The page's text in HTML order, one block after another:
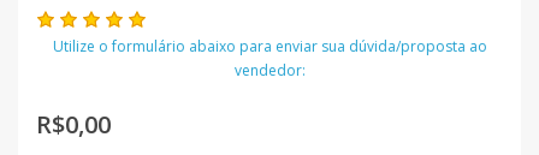
Utilize o formulário abaixo para enviar sua dúvida/proposta ao
vendedor:
R$0,00